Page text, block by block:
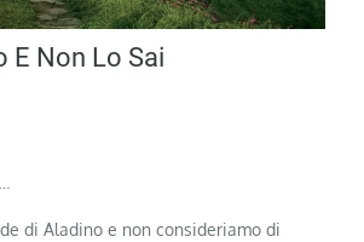
E Non Lo Sai
di Aladino e non consideriamo di